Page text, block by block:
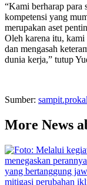
“Kami berharap
kompetensi yang
merupakan aset
Oleh karena itu,
dan mengasah
dunia kerja,” tutup
Sumber:
More News